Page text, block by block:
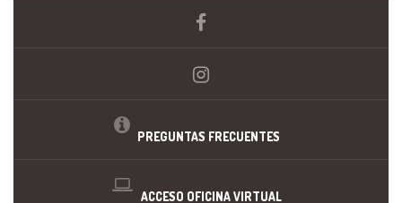
PREGUNTAS FRECUENTES
ACCESO OFICINA VIRTUAL